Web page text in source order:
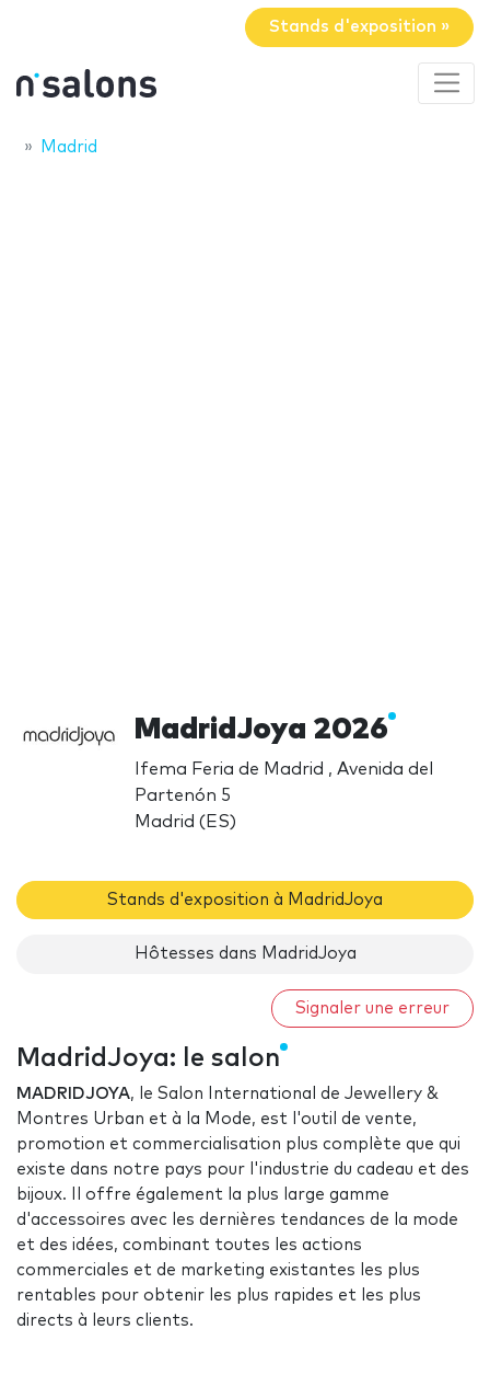
Stands d'exposition »
Madrid
MadridJoya 2026
Ifema Feria de Madrid , Avenida del
Partenón 5
Madrid (ES)
Stands d'exposition à MadridJoya
Hôtesses dans MadridJoya
Signaler une erreur
MadridJoya: le salon
MADRIDJOYA, le Salon International de Jewellery &
Montres Urban et à la Mode, est l'outil de vente,
promotion et commercialisation plus complète que qui
existe dans notre pays pour l'industrie du cadeau et des
bijoux. Il offre également la plus large gamme
d'accessoires avec les dernières tendances de la mode
et des idées, combinant toutes les actions
commerciales et de marketing existantes les plus
rentables pour obtenir les plus rapides et les plus
directs à leurs clients.